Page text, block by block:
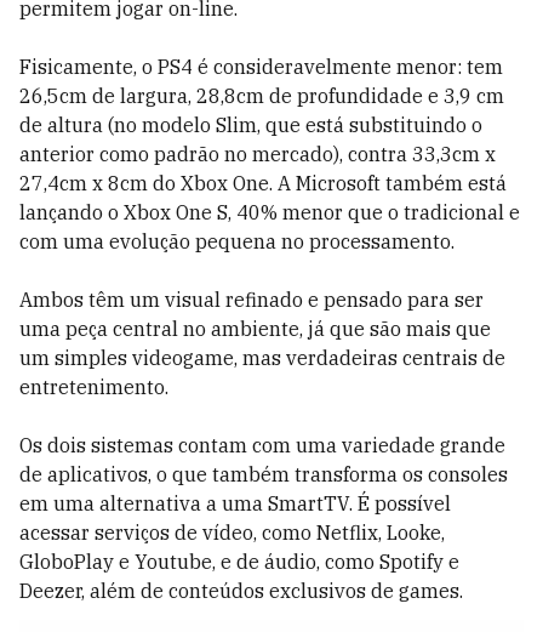
permitem jogar on-line.
Fisicamente, o PS4 é consideravelmente menor: tem
26,5cm de largura, 28,8cm de profundidade e 3,9 cm
de altura (no modelo Slim, que está substituindo o
anterior como padrão no mercado), contra 33,3cm x
27,4cm x 8cm do Xbox One. A Microsoft também está
lançando o Xbox One S, 40% menor que o tradicional e
com uma evolução pequena no processamento.
Ambos têm um visual refinado e pensado para ser
uma peça central no ambiente, já que são mais que
um simples videogame, mas verdadeiras centrais de
entretenimento.
Os dois sistemas contam com uma variedade grande
de aplicativos, o que também transforma os consoles
em uma alternativa a uma SmartTV. É possível
acessar serviços de vídeo, como Netflix, Looke,
GloboPlay e Youtube, e de áudio, como Spotify e
Deezer, além de conteúdos exclusivos de games.